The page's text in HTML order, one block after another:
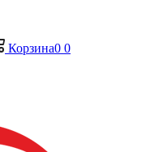
Корзина0 0